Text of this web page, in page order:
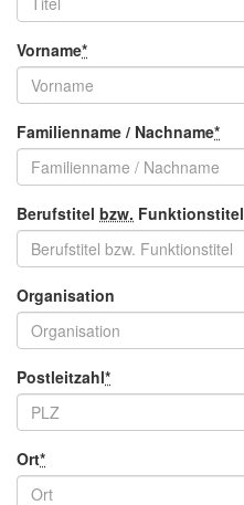
Vorname*
Familienname / Nachname*
Berufstitel bzw. Funktionstitel
Organisation
Postleitzahl*
Ort*